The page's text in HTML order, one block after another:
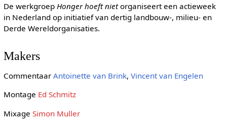
De werkgroep Honger hoeft nietorganiseert een actieweek
in Nederland op initiatief van dertig landbouw-, milieu- en
Derde Wereldorganisaties.
Makers
Commentaar Antoinette van Brink, Vincent van Engelen
Montage Ed Schmitz
Mixage Simon Muller